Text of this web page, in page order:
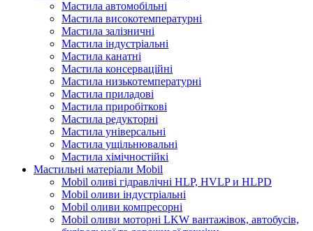
Мастила автомобільні
Мастила високотемпературні
Мастила залізничні
Мастила індустріальні
Мастила канатні
Мастила консерваційні
Мастила низькотемпературні
Мастила приладові
Мастила приробіткові
Мастила редукторні
Мастила універсальні
Мастила ущільнювальні
Мастила хімічностійкі
Мастильні матеріали Mobil
Mobil оливі гідравлічні HLP, HVLP и HLPD
Mobil оливи індустріальні
Mobil оливи компресорні
Mobil оливи моторні LKW вантажівок, автобусів,